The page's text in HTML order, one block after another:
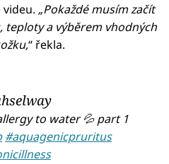
videu. „Pokaždé musím začít
a výběrem vhodných
“ řekla.
to water 💦 part 1
#aquagenicpruritus